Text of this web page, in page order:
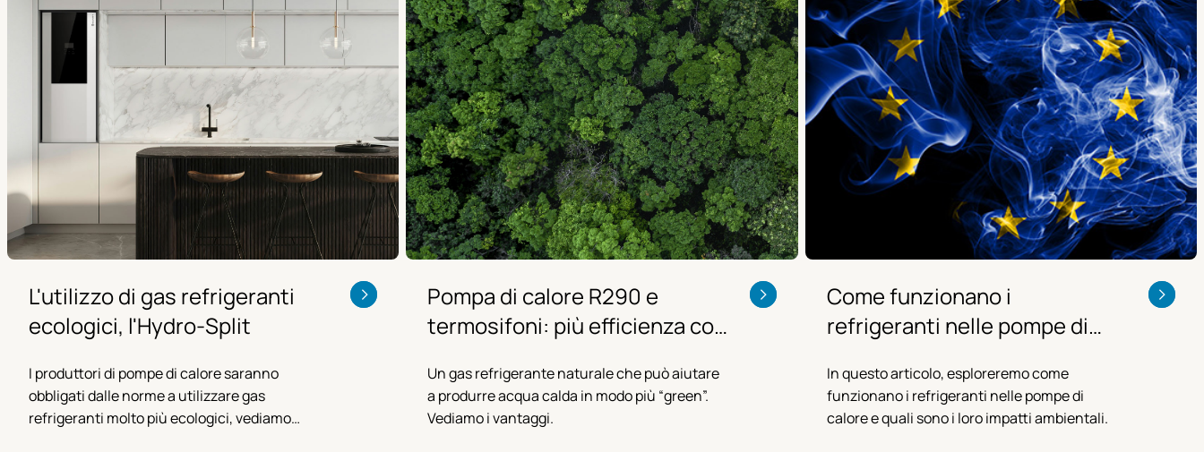
L'utilizzo di gas refrigeranti
ecologici, l'Hydro-Split
I produttori di pompe di calore saranno
obbligati dalle norme a utilizzare gas
refrigeranti molto più ecologici, vediamo
Pompa di calore R290 e
termosifoni: più efficienza con
Un gas refrigerante naturale che può aiutare
a produrre acqua calda in modo più “green”.
Vediamo i vantaggi.
Come funzionano i
refrigeranti nelle pompe di
impatti ambientali?
In questo articolo, esploreremo come
funzionano i refrigeranti nelle pompe di
calore e quali sono i loro impatti ambientali.